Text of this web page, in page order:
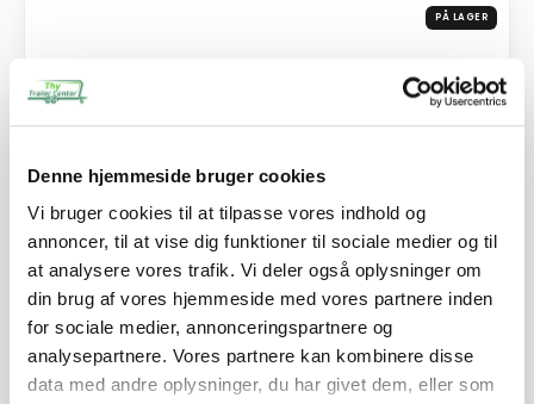
Denne hjemmeside bruger cookies
Vi bruger cookies til at tilpasse vores indhold og
annoncer, til at vise dig funktioner til sociale medier og til
at analysere vores trafik. Vi deler også oplysninger om
din brug af vores hjemmeside med vores partnere inden
for sociale medier, annonceringspartnere og
analysepartnere. Vores partnere kan kombinere disse
data med andre oplysninger, du har givet dem, eller som
PÅ LAGER
Netgitter - 420 × 180 × 60 cm